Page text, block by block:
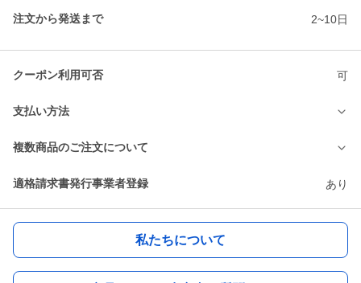
注文から発送まで 2~10日
クーポン利用可否 可
支払い方法
複数商品のご注文について
適格請求書発行事業者登録 あり
私たちについて